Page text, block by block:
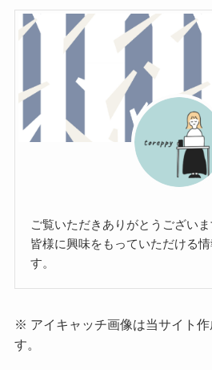
ご覧いただきありがとうございま
皆様に興味をもっていただける
す。
※ アイキャッチ画像は当サイト
す。